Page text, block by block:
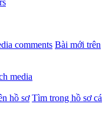
comments Bài mới trên
media
hồ sơ Tìm trong hồ sơ cá